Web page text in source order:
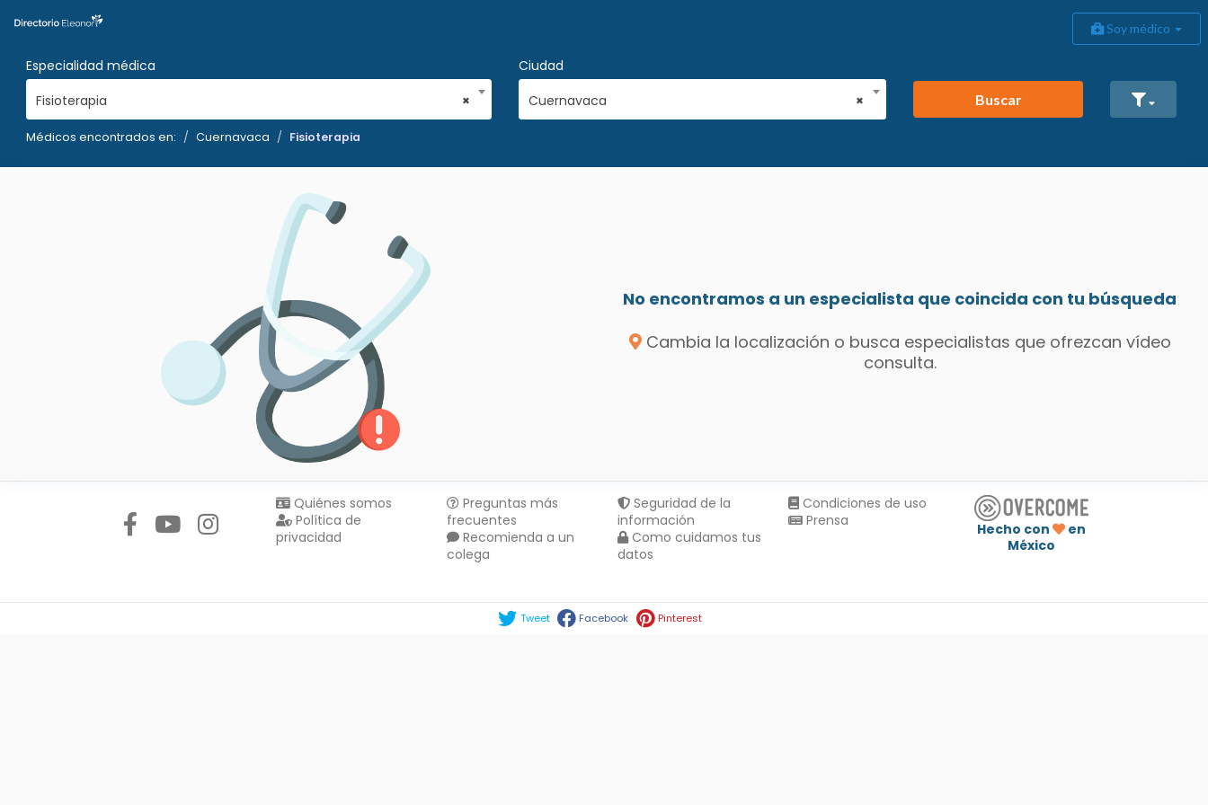
Soy médico
Especialidad médica
×
Fisioterapia
Ciudad
×
Cuernavaca Buscar
Médicos encontrados en: Cuernavaca Fisioterapia
No encontramos a un especialista que coincida con tu búsqueda
Cambia la localización o busca especialistas que ofrezcan vídeo
consulta.
Quiénes somos
Política de
privacidad
Preguntas más
frecuentes
Recomienda a un
colega
Seguridad de la
información
Como cuidamos tus
datos
Condiciones de uso
Prensa
Hecho con
en
México
Tweet Facebook Pinterest